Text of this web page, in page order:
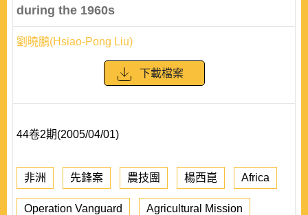
during the 1960s
劉曉鵬(Hsiao-Pong Liu)
下載檔案
44卷2期(2005/04/01)
非洲 先鋒案 農技團 楊西崑 Africa
Operation Vanguard Agricultural Mission